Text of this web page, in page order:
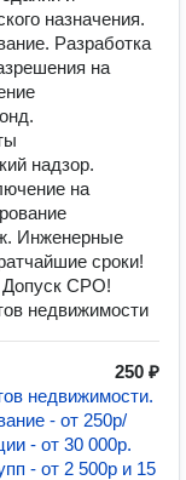
назначения.
Разработка
на
надзор.
на
Инженерные
сроки!
Допуск СРО!
недвижимости
250 ₽
недвижимости.
- от 250р/
- от 30 000р.
- от 2 500р и 15